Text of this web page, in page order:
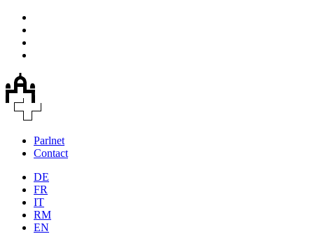
Parlnet
Contact
DE
FR
IT
RM
EN